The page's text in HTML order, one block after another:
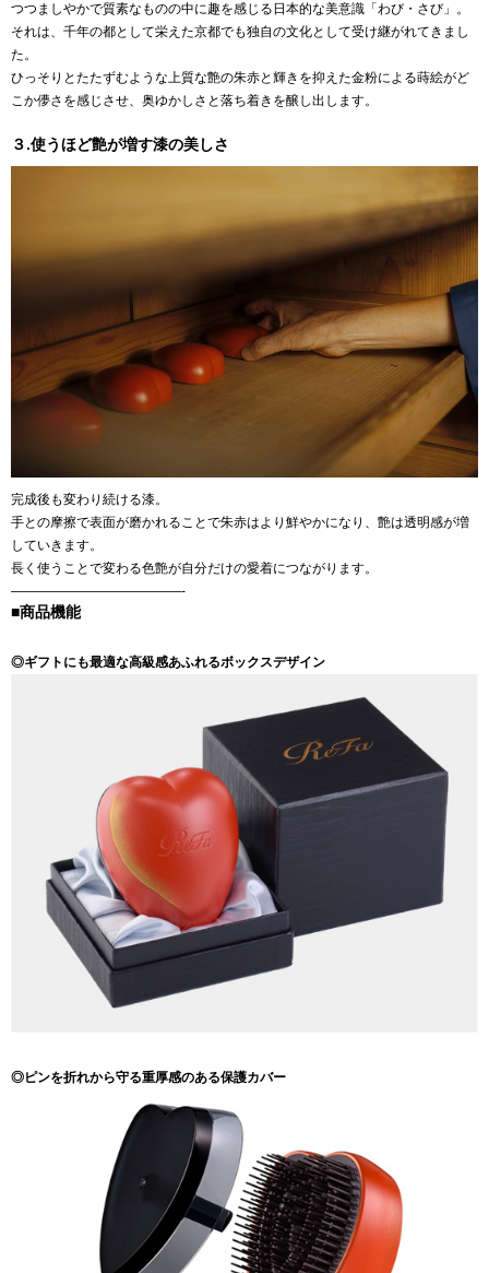
つつましやかで質素なものの中に趣を感じる日本的な美意識「わび・さび」。
それは、千年の都として栄えた京都でも独自の文化として受け継がれてきまし
た。
ひっそりとたたずむような上質な艶の朱赤と輝きを抑えた金粉による蒔絵がど
こか儚さを感じさせ、奥ゆかしさと落ち着きを醸し出します。
３.使うほど艶が増す漆の美しさ
完成後も変わり続ける漆。
手との摩擦で表面が磨かれることで朱赤はより鮮やかになり、艶は透明感が増
していきます。
長く使うことで変わる色艶が自分だけの愛着につながります。
—————————————-
■商品機能
◎ギフトにも最適な高級感あふれるボックスデザイン
◎ピンを折れから守る重厚感のある保護カバー